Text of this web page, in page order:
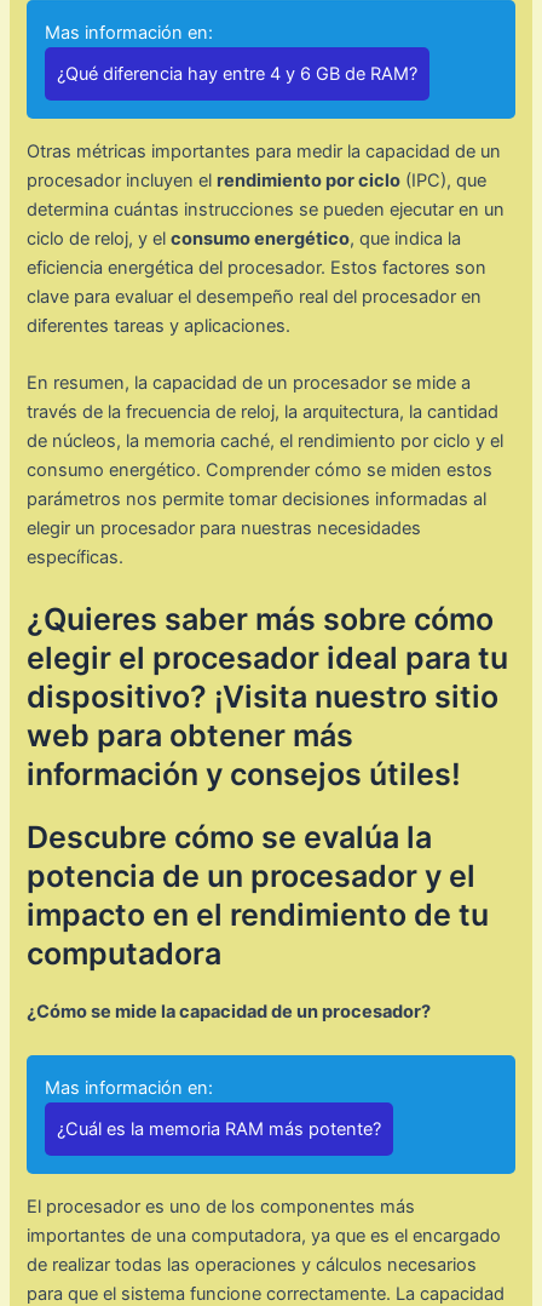
Mas información en:
¿Qué diferencia hay entre 4 y 6 GB de RAM?
Otras métricas importantes para medir la capacidad de un
procesador incluyen el rendimiento por ciclo (IPC), que
determina cuántas instrucciones se pueden ejecutar en un
ciclo de reloj, y elconsumo energético, que indica la
eficiencia energética del procesador. Estos factores son
clave para evaluar el desempeño real del procesador en
diferentes tareas y aplicaciones.
En resumen, la capacidad de un procesador se mide a
través de la frecuencia de reloj, la arquitectura, la cantidad
de núcleos, la memoria caché, el rendimiento por ciclo y el
consumo energético. Comprender cómo se miden estos
parámetros nos permite tomar decisiones informadas al
elegir un procesador para nuestras necesidades
específicas.
¿Quieres saber más sobre cómo
elegir el procesador ideal para tu
dispositivo? ¡Visita nuestro sitio
web para obtener más
información y consejos útiles!
Descubre cómo se evalúa la
potencia de un procesador y el
impacto en el rendimiento de tu
computadora
¿Cómo se mide la capacidad de un procesador?
Mas información en:
¿Cuál es la memoria RAM más potente?
El procesador es uno de los componentes más
importantes de una computadora, ya que es el encargado
de realizar todas las operaciones y cálculos necesarios
para que el sistema funcione correctamente. La capacidad